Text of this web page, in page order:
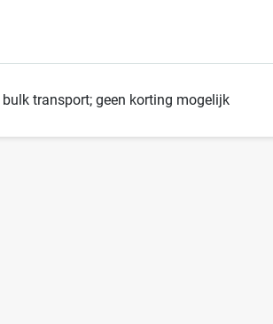
transport; geen korting mogelijk